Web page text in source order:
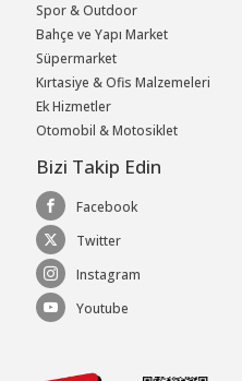
Spor & Outdoor
Bahçe ve Yapı Market
Süpermarket
Kırtasiye & Ofis Malzemeleri
Ek Hizmetler
Otomobil & Motosiklet
Bizi Takip Edin
Facebook
Twitter
Instagram
Youtube